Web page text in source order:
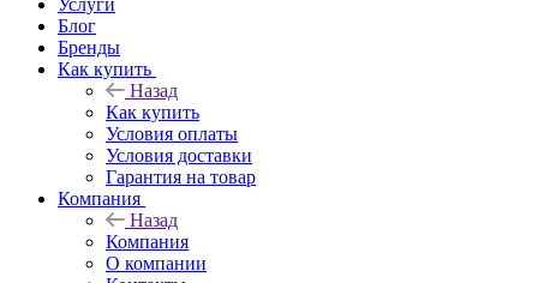
Блог
Бренды
Как купить
Назад
Как купить
Условия оплаты
Условия доставки
Гарантия на товар
Компания
Назад
Компания
О компании